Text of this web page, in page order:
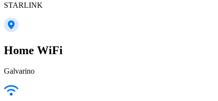
STARLINK
Home WiFi
Galvarino